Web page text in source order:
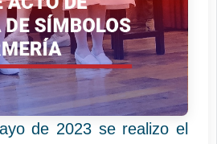
de 2023 se realizo el